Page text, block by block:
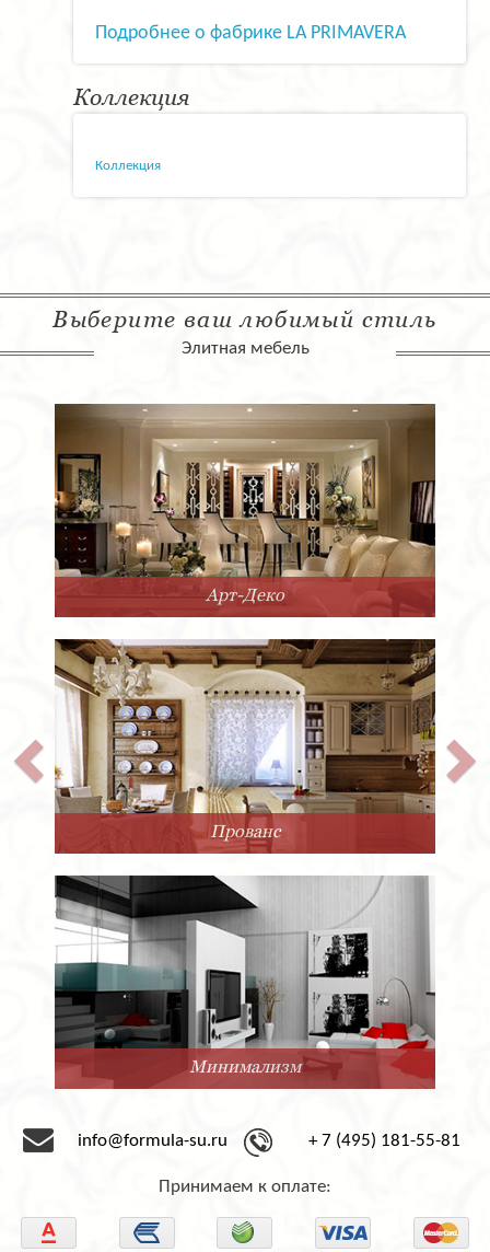
Подробнее о фабрике LA PRIMAVERA
Коллекция
Коллекция
Выберите ваш любимый стиль
Элитная мебель
Арт-Деко
Прованс
Минимализм
info@formula-su.ru + 7 (495) 181-55-81
Принимаем к оплате: